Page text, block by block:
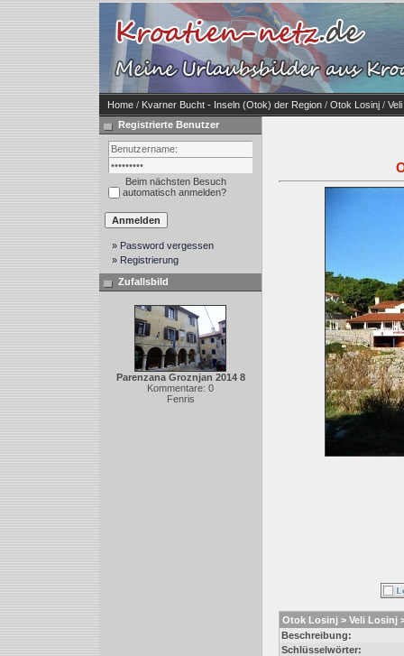
Home / Kvarner Bucht - Inseln (Otok) der Region / Otok Losinj /
Registrierte Benutzer
Beim nächsten Besuch
automatisch anmelden?
» Password vergessen
» Registrierung
Zufallsbild
Parenzana Groznjan 2014 8
Kommentare: 0
Fenris
Otok Losinj > Veli Losinj
Beschreibung:
Schlüsselwörter: